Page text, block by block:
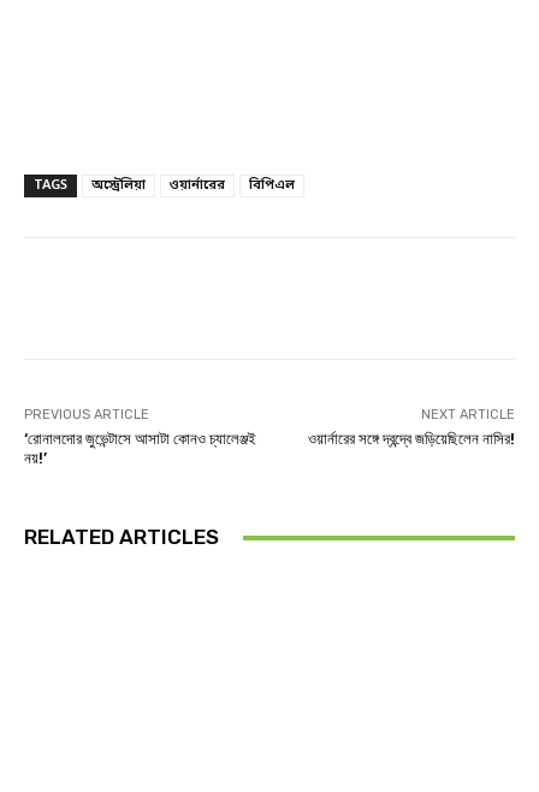
TAGS অস্ট্রেলিয়া ওয়ার্নারের বিপিএল
PREVIOUS ARTICLE
‘রোনালদোর জুভেন্টাসে আসাটা কোনও চ্যালেঞ্জই
নয়!’
NEXT ARTICLE
ওয়ার্নারের সঙ্গে দ্বন্দ্বে জড়িয়েছিলেন নাসির!
RELATED ARTICLES